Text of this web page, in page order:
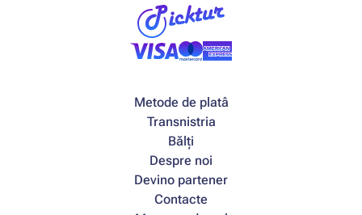
Metode de platâ
Transnistria
Bălți
Despre noi
Devino partener
Contacte